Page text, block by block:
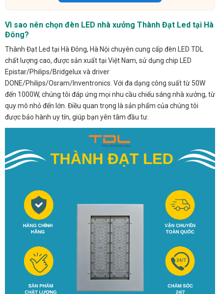
Vì sao nên chọn đèn LED nhà xưởng Thành Đạt Led tại Hà
Đông?
Thành Đạt Led tại Hà Đông, Hà Nội chuyên cung cấp đèn LED TDL
chất lượng cao, được sản xuất tại Việt Nam, sử dụng chip LED
Epistar/Philips/Bridgelux và driver
DONE/Philips/Osram/Inventronics. Với đa dạng công suất từ 50W
đến 1000W, chúng tôi đáp ứng mọi nhu cầu chiếu sáng nhà xưởng, từ
quy mô nhỏ đến lớn. Điều quan trọng là sản phẩm của chúng tôi
được bảo hành uy tín, giúp bạn yên tâm đầu tư.